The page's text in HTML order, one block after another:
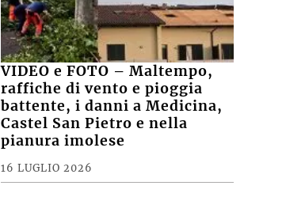
VIDEO e FOTO – Maltempo,
raffiche di vento e pioggia
battente, i danni a Medicina,
Castel San Pietro e nella
pianura imolese
16 LUGLIO 2026